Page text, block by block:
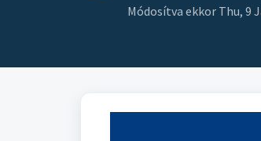
Módosítva ekkor Thu, 9